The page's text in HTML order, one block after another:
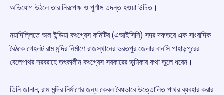
অভিযোগ উঠলে তার নিরপেক্ষ ও পূর্ণাঙ্গ তদন্ত হওয়া উচিত।
নয়াদিল্লিতে অল ইন্ডিয়া কংগ্রেস কমিটির (এআইসিসি) সদর দফতরে এক সাংবাদিক
বৈঠকে গেহলট রাম মন্দির নির্মাণে রাজস্থানের ভরতপুর জেলার বানসি পাহাড়পুরের
বেলেপাথর সরবরাহে তৎকালীন কংগ্রেস সরকারের ভূমিকার কথা তুলে ধরেন।
তিনি জানান, রাম মন্দির নির্মাণের জন্য কেবল বৈধভাবে উত্তোলিত পাথর ব্যবহার করার